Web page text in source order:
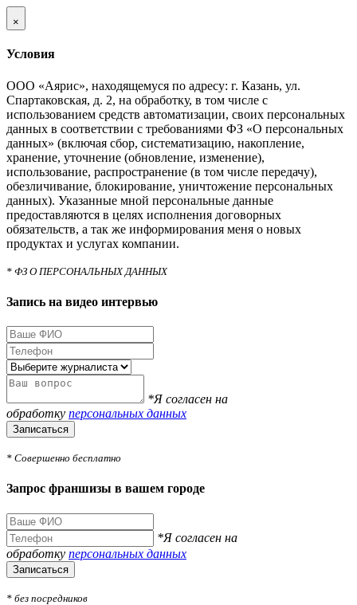
×
Условия
ООО «Аярис», находящемуся по адресу: г. Казань, ул.
Спартаковская, д. 2, на обработку, в том числе с
использованием средств автоматизации, своих персональных
данных в соответствии с требованиями ФЗ «О персональных
данных» (включая сбор, систематизацию, накопление,
хранение, уточнение (обновление, изменение),
использование, распространение (в том числе передачу),
обезличивание, блокирование, уничтожение персональных
данных). Указанные мной персональные данные
предоставляются в целях исполнения договорных
обязательств, а так же информирования меня о новых
продуктах и услугах компании.
* ФЗ О ПЕРСОНАЛЬНЫХ ДАННЫХ
Запись на видео интервью
*Я согласен на
обработку персональных данных
Записаться
* Совершенно бесплатно
Запрос франшизы в вашем городе
*Я согласен на
обработку персональных данных
Записаться
* без посредников